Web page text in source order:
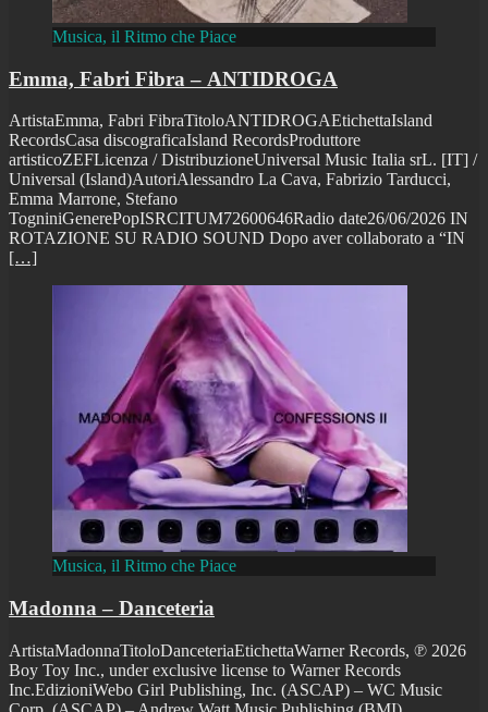
Musica, il Ritmo che Piace
Emma, Fabri Fibra – ANTIDROGA
ArtistaEmma, Fabri FibraTitoloANTIDROGAEtichettaIsland
RecordsCasa discograficaIsland RecordsProduttore
artisticoZEFLicenza / DistribuzioneUniversal Music Italia srL. [IT] /
Universal (Island)AutoriAlessandro La Cava, Fabrizio Tarducci,
Emma Marrone, Stefano
TogniniGenerePopISRCITUM72600646Radio date26/06/2026 IN
ROTAZIONE SU RADIO SOUND Dopo aver collaborato a “IN
[…]
Musica, il Ritmo che Piace
Madonna – Danceteria
ArtistaMadonnaTitoloDanceteriaEtichettaWarner Records, ℗ 2026
Boy Toy Inc., under exclusive license to Warner Records
Inc.EdizioniWebo Girl Publishing, Inc. (ASCAP) – WC Music